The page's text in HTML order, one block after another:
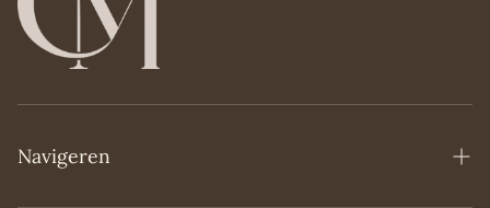
Navigeren